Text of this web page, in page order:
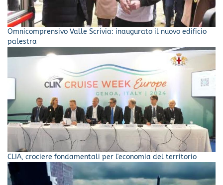
Omnicomprensivo Valle Scrivia: inaugurato il nuovo edificio
palestra
CLIA, crociere fondamentali per l'economia del territorio